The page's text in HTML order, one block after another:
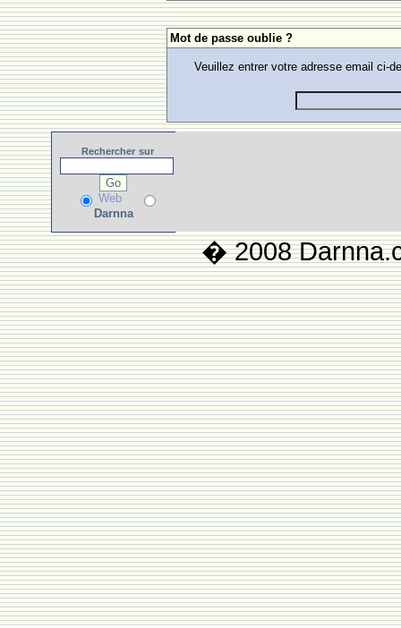
Mot de passe oublie ?
Veuillez entrer votre adresse email ci-
Rechercher sur
Web
Darnna
� 2008